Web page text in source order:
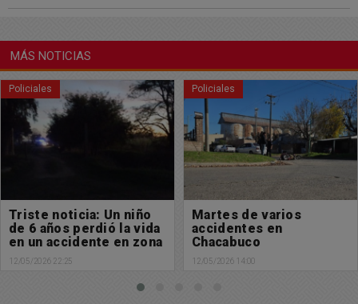
MÁS NOTICIAS
Policiales
Martes de varios
accidentes en
Chacabuco
12/05/2026 14:00
Policiales
Un perro protagonista
de un nuevo accidente
en la ciudad
12/05/2026 09:49